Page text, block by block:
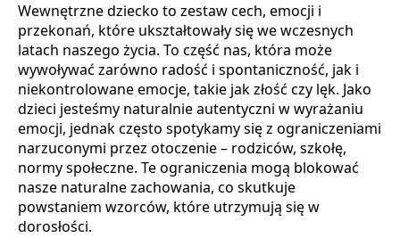
Wewnętrzne dziecko to zestaw cech, emocji i
przekonań, które ukształtowały się we wczesnych
latach naszego życia. To część nas, która może
wywoływać zarówno radość i spontaniczność, jak i
niekontrolowane emocje, takie jak złość czy lęk. Jako
dzieci jesteśmy naturalnie autentyczni w wyrażaniu
emocji, jednak często spotykamy się z ograniczeniami
narzuconymi przez otoczenie – rodziców, szkołę,
normy społeczne. Te ograniczenia mogą blokować
nasze naturalne zachowania, co skutkuje
powstaniem wzorców, które utrzymują się w
dorosłości.